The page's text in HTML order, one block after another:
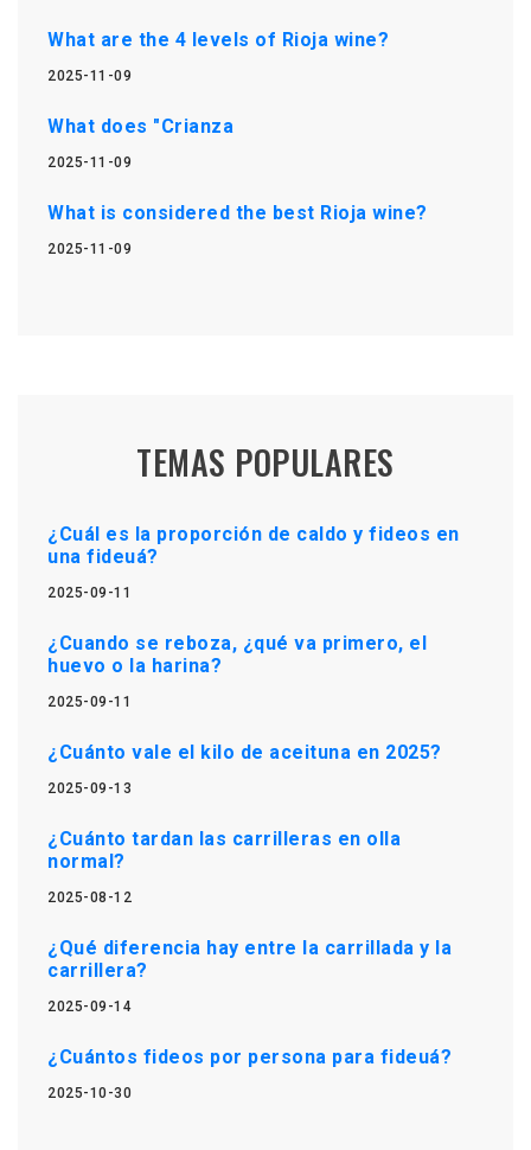
What are the 4 levels of Rioja wine?
2025-11-09
What does "Crianza
2025-11-09
What is considered the best Rioja wine?
2025-11-09
TEMAS POPULARES
¿Cuál es la proporción de caldo y fideos en
una fideuá?
2025-09-11
¿Cuando se reboza, ¿qué va primero, el
huevo o la harina?
2025-09-11
¿Cuánto vale el kilo de aceituna en 2025?
2025-09-13
¿Cuánto tardan las carrilleras en olla
normal?
2025-08-12
¿Qué diferencia hay entre la carrillada y la
carrillera?
2025-09-14
¿Cuántos fideos por persona para fideuá?
2025-10-30